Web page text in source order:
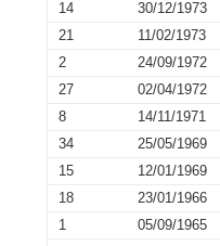
14
30/12/1973
21
11/02/1973
2
24/09/1972
27
02/04/1972
8
14/11/1971
34
25/05/1969
15
12/01/1969
18
23/01/1966
1
05/09/1965